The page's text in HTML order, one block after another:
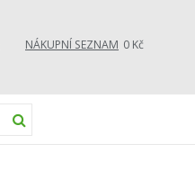
NÁKUPNÍ SEZNAM 0 Kč